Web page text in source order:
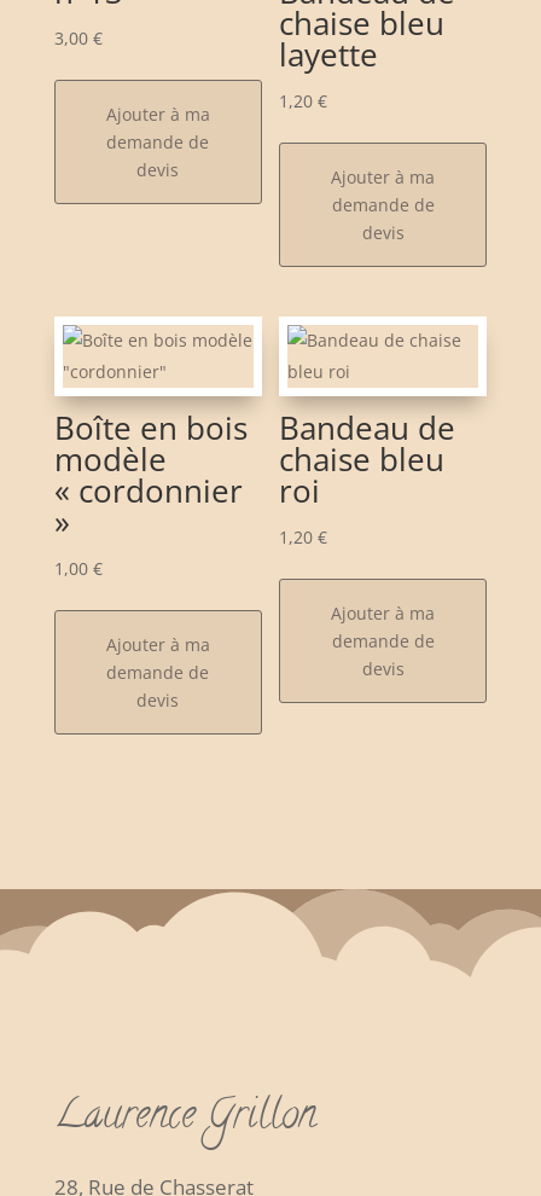
3,00 €
Ajouter à ma
demande de
devis
chaise bleu
layette
1,20€
Ajouter à ma
demande de
devis
Boîte en bois
modèle
« cordonnier
»
1,00 €
Ajouter à ma
demande de
devis
Bandeau de
chaise bleu
roi
1,20€
Ajouter à ma
demande de
devis
Laurence Grillon
28, Rue de Chasserat